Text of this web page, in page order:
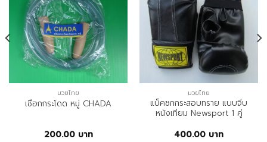
มวยไทย
เชือกกระโดด หมู่ CHADA
200.00 บาท
มวยไทย
แบ็คชกกระสอบทราย แบบจีบ
หนังเทียม Newsport 1 คู่
400.00 บาท